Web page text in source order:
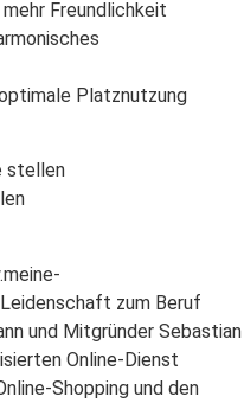
Freundlichkeit
Platznutzung
stellen
zum Beruf
und Mitgründer Sebastian
Online-Dienst
Shopping und den